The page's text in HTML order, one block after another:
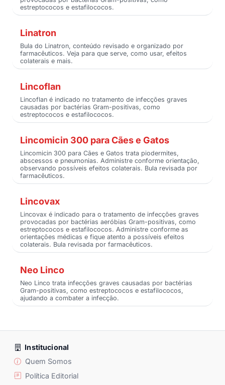
estreptococos e estafilococos.
Linatron
Bula do Linatron, conteúdo revisado e organizado por
farmacêuticos. Veja para que serve, como usar, efeitos
colaterais e mais.
Lincoflan
Lincoflan é indicado no tratamento de infecções graves
causadas por bactérias Gram-positivas, como
estreptococos e estafilococos.
Lincomicin 300 para Cães e Gatos
Lincomicin 300 para Cães e Gatos trata piodermites,
abscessos e pneumonias. Administre conforme orientação,
observando possíveis efeitos colaterais. Bula revisada por
farmacêuticos.
Lincovax
Lincovax é indicado para o tratamento de infecções graves
provocadas por bactérias aeróbias Gram-positivas, como
estreptococos e estafilococos. Administre conforme as
orientações médicas e fique atento a possíveis efeitos
colaterais. Bula revisada por farmacêuticos.
Neo Linco
Neo Linco trata infecções graves causadas por bactérias
Gram-positivas, como estreptococos e estafilococos,
ajudando a combater a infecção.
Institucional
Quem Somos
Política Editorial